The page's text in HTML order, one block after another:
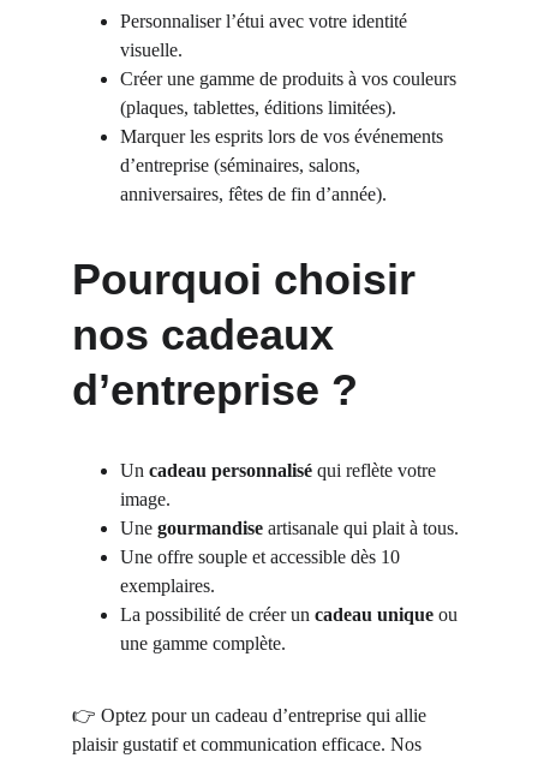
Personnaliser l’étui avec votre identité
visuelle.
Créer une gamme de produits à vos couleurs
(plaques, tablettes, éditions limitées).
Marquer les esprits lors de vos événements
d’entreprise (séminaires, salons,
anniversaires, fêtes de fin d’année).
Pourquoi choisir
nos cadeaux
d’entreprise ?
Un cadeau personnalisé qui reflète votre
image.
Une gourmandise artisanale qui plait à tous.
Une offre souple et accessible dès 10
exemplaires.
La possibilité de créer un cadeau unique ou
une gamme complète.
👉 Optez pour un cadeau d’entreprise qui allie
plaisir gustatif et communication efficace. Nos